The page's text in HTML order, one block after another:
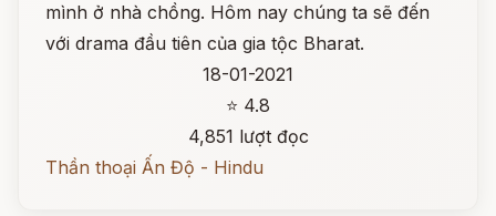
mình ở nhà chồng. Hôm nay chúng ta sẽ đến
với drama đầu tiên của gia tộc Bharat.
18-01-2021
⭐ 4.8
4,851 lượt đọc
Thần thoại Ấn Độ - Hindu